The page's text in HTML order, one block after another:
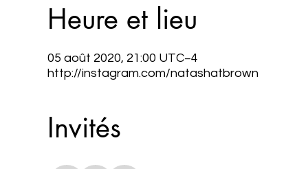
Heure et lieu
05 août 2020, 21:00 UTC−4
http://instagram.com/natashatbrown
Invités